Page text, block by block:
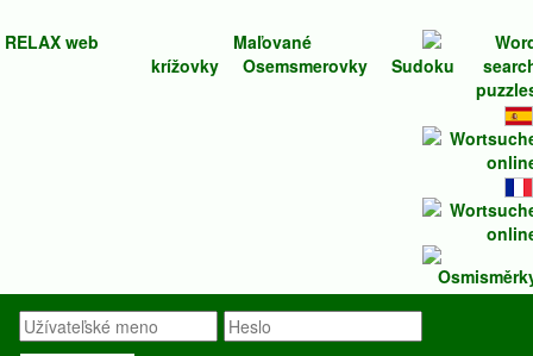
RELAX web
Maľované
krížovky
Osemsmerovky Sudoku